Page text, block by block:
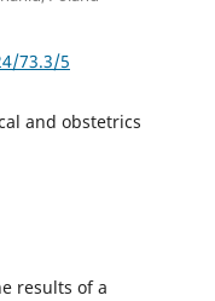
73.3/5
and obstetrics
results of a